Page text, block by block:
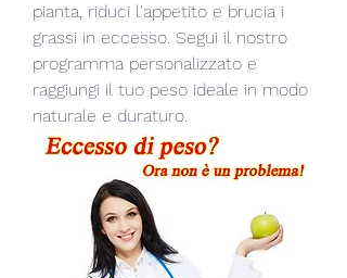
pianta, riduci l'appetito e brucia i
grassi in eccesso. Segui il nostro
programma personalizzato e
raggiungi il tuo peso ideale in modo
naturale e duraturo.